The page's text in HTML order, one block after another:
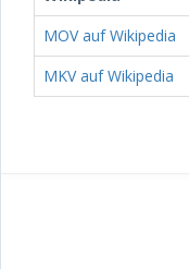
MOV auf Wikipedia
MKV auf Wikipedia